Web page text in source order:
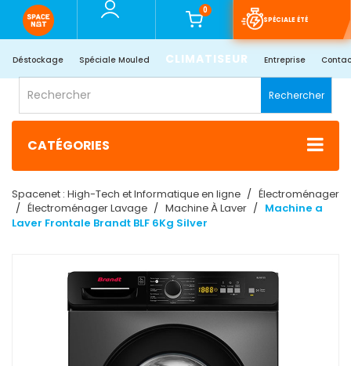
0
SPÉCIALE ÉTÉ
Déstockage Spéciale Mouled CLIMATISEUR Entreprise
Rechercher
CATÉGORIES
Spacenet : High-Tech et Informatique en ligne
Électroménager
Électroménager Lavage
Machine À Laver
Machine a
Laver Frontale Brandt BLF 6Kg Silver